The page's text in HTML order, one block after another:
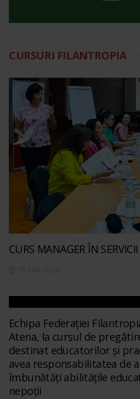
CURSURI FILANTROPIA
CURS MANAGER ÎN
Echipa Federației
Atena, la cursul de
destinat educatorilor și
avea responsabilitatea de
îmbunătăți abilitățile
nepoții